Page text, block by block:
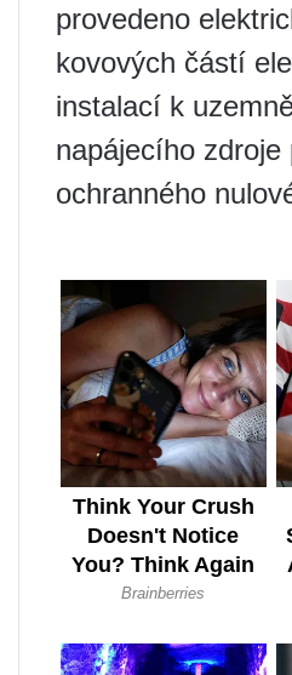
provedeno
kovových částí
instalací k
napájecího zdroje
ochranného